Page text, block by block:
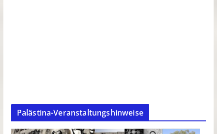
Palästina-Veranstaltungshinweise